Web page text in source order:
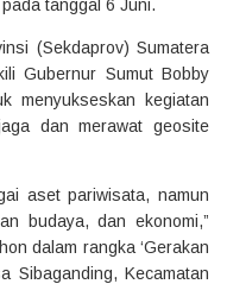
tanggal 6 Juni.
(Sekdaprov) Sumatera
Gubernur Sumut Bobby
menyukseskan kegiatan
dan merawat geosite
aset pariwisata, namun
budaya, dan ekonomi,”
dalam rangka ‘Gerakan
Sibaganding, Kecamatan